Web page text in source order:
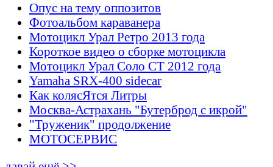
Опус на тему оппозитов
Фотоальбом караванера
Мотоцикл Урал Ретро 2013 года
Короткое видео о сборке мотоцикла
Мотоцикл Урал Соло СТ 2012 года
Yamaha SRX-400 sidecar
Как колясЯтся Литры
Москва-Астрахань "Бутерброд с икрой"
"Труженик" продолжение
МОТОСЕРВИС